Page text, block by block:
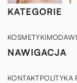
KATEGORIE
KOSMETYKIMODA
NAWIGACJA
KONTAKTPOLITYKA